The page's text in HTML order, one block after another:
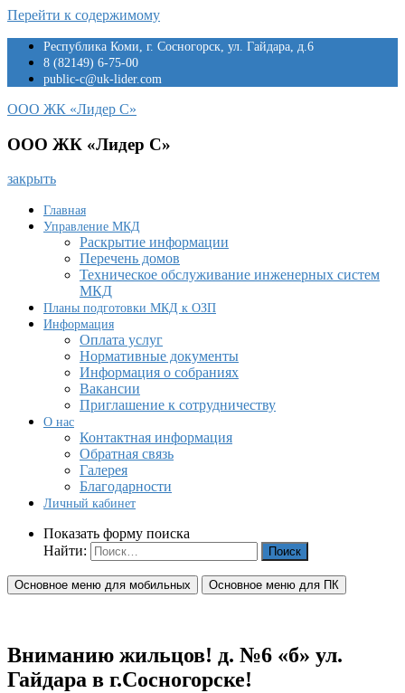
Перейти к содержимому
Республика Коми, г. Сосногорск, ул. Гайдара, д.6
8 (82149) 6-75-00
public-c@uk-lider.com
ООО ЖК «Лидер С»
ООО ЖК «Лидер С»
закрыть
Главная
Управление МКД
Раскрытие информации
Перечень домов
Техническое обслуживание инженерных систем
МКД
Планы подготовки МКД к ОЗП
Информация
Оплата услуг
Нормативные документы
Информация о собраниях
Вакансии
Приглашение к сотрудничеству
О нас
Контактная информация
Обратная связь
Галерея
Благодарности
Личный кабинет
Показать форму поиска
Найти:
Основное меню для мобильных Основное меню для ПК
Вниманию жильцов! д. №6 «б» ул.
Гайдара в г.Сосногорске!